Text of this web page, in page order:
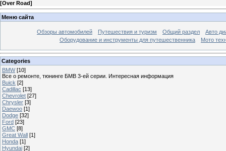
[Over Road]
Меню сайта
Обзоры автомобилей Путешествия и туризм Общий раздел
Авто
Оборудование и инструменты для путешественника
Мото
Categories
BMW [10]
Все о ремонте, тюнинге БМВ 3-ей серии. Интересная информация
Buick [2]
Cadillac [13]
Chevrolet [27]
Chrysler [3]
Daewoo [1]
Dodge [32]
Ford [23]
GMC [8]
Great Wall
[1]
Honda [1]
Hyundai [2]